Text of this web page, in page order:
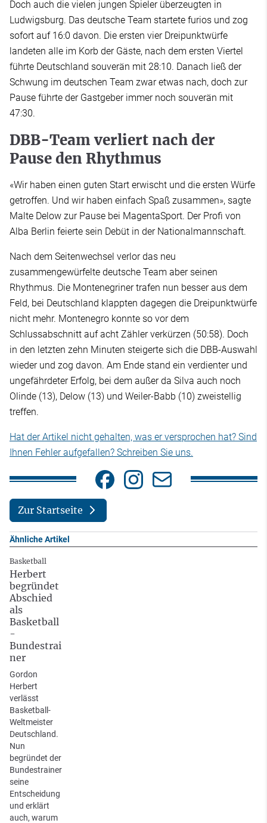
Doch auch die vielen jungen Spieler überzeugten in
Ludwigsburg. Das deutsche Team startete furios und zog
sofort auf 16:0 davon. Die ersten vier Dreipunktwürfe
landeten alle im Korb der Gäste, nach dem ersten Viertel
führte Deutschland souverän mit 28:10. Danach ließ der
Schwung im deutschen Team zwar etwas nach, doch zur
Pause führte der Gastgeber immer noch souverän mit
47:30.
DBB-Team verliert nach der
Pause den Rhythmus
«Wir haben einen guten Start erwischt und die ersten Würfe
getroffen. Und wir haben einfach Spaß zusammen», sagte
Malte Delow zur Pause bei MagentaSport. Der Profi von
Alba Berlin feierte sein Debüt in der Nationalmannschaft.
Nach dem Seitenwechsel verlor das neu
zusammengewürfelte deutsche Team aber seinen
Rhythmus. Die Montenegriner trafen nun besser aus dem
Feld, bei Deutschland klappten dagegen die Dreipunktwürfe
nicht mehr. Montenegro konnte so vor dem
Schlussabschnitt auf acht Zähler verkürzen (50:58). Doch
in den letzten zehn Minuten steigerte sich die DBB-Auswahl
wieder und zog davon. Am Ende stand ein verdienter und
ungefährdeter Erfolg, bei dem außer da Silva auch noch
Olinde (13), Delow (13) und Weiler-Babb (10) zweistellig
treffen.
Hat der Artikel nicht gehalten, was er versprochen hat? Sind
Ihnen Fehler aufgefallen? Schreiben Sie uns.
Zur Startseite
Ähnliche Artikel
Basketball
Herbert
begründet
Abschied
als
Basketball
-
Bundestrai
ner
Gordon
Herbert
verlässt
Basketball-
Weltmeister
Deutschland.
Nun
begründet der
Bundestrainer
seine
Entscheidung
und erklärt
auch, warum